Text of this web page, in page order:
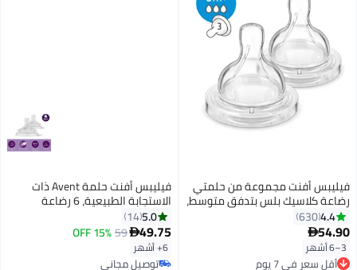
فيليبس أفنت مجموعة من حلمتي
بلس بتدفق متوسط،
في 7 يوم
فيليبس أفنت حلمة Avent ذات
الاستجابة الطبيعية، 6 رضاعة

59
15% OFF
توصيل مجاني